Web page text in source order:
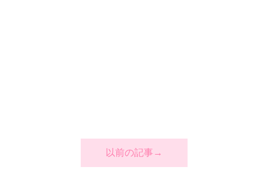
以前の記事→